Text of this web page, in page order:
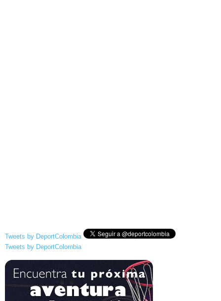
Tweets by DeportColombia
Tweets by DeportColombia